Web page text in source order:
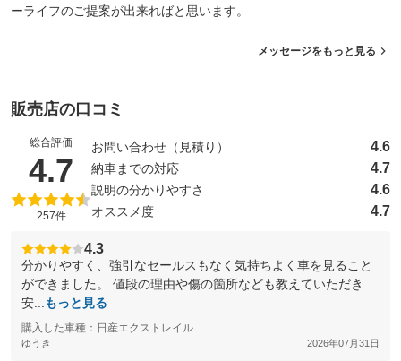
ーライフのご提案が出来ればと思います。
メッセージをもっと見る
販売店の口コミ
総合評価
4.7 （5点満点中）
257件
お問い合わせ（見積り） 4.6
納車までの対応 4.7
説明の分かりやすさ 4.6
オススメ度 4.7
4.3
分かりやすく、強引なセールスもなく気持ちよく車を見ること
ができました。 値段の理由や傷の箇所なども教えていただき
安...
もっと見る
購入した車種：日産エクストレイル
ゆうき 2026年07月31日